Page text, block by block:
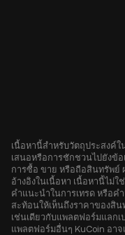
เนื้อหานี้สำหรับวัตถุประสงค์
เสนอหรือการชักชวนไปยังข้
การซื้อ ขาย หรือถือสินทรัพย์
อ้างอิงในเนื้อหา เนื้อหานี้ไม่
คำแนะนำในการเทรด หรือ
สะท้อนให้เห็นถึงราคาของสิ
เช่นเดียวกับแพลตฟอร์มแลก
แพลตฟอร์มอื่นๆ KuCoin อาจ